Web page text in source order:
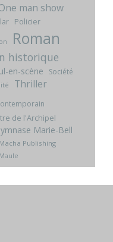
man show
Policier
Roman
historique
en-scène
Société
Thriller
de l'Archipel
Marie-Bell
Publishing